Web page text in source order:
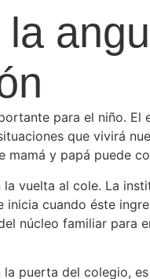
para el niño. El
que vivirá
mamá y papá puede
vuelta al cole. La
cuando éste
núcleo familiar para
puerta del colegio,